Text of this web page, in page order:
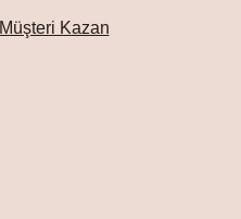
Müşteri Kazan